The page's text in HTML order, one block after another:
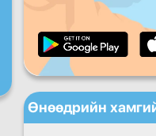
Ерөнхий дэвшил
Өнөөдрийн